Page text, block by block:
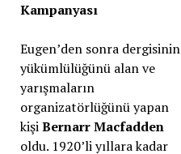
Kampanyası
Eugen’den sonra dergisinin
yükümlülüğünü alan ve
yarışmaların
organizatörlüğünü yapan
kişiBernarr Macfadden
oldu. 1920’li yıllara kadar